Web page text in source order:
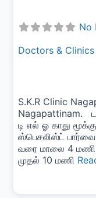
No
Doctors & Clinics
S.K.R Clinic
Nagapattinam.
டி எல் ஓ காது
ஸ்பெசலிஸ்ட்
வரை மாலை 4 மணி
முதல் 10 மணி